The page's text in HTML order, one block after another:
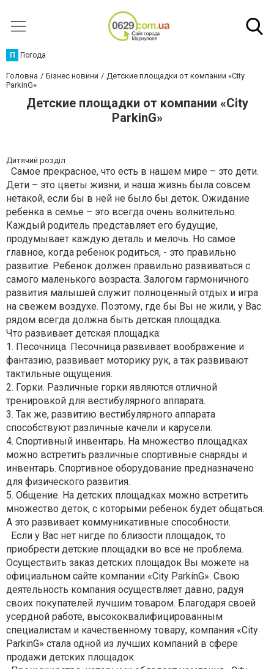
П Погода
Головна Бізнес новини
Детские площадки от компании «City
ParkinG»
Детские площадки от компании «City
ParkinG»
Дитячий розділ
Самое прекрасное, что есть в нашем мире – это дети.
Дети – это цветы жизни, и наша жизнь была совсем
нетакой, если бы в ней не было бы деток. Ожидание
ребенка в семье – это всегда очень волнительно.
Каждый родитель представляет его будущие,
продумывает каждую деталь и мелочь. Но самое
главное, когда ребенок родиться, - это правильно
развитие. Ребенок должен правильно развиваться с
самого маленького возраста. Залогом гармоничного
развития малышей служит полноценный отдых и игра
на свежем воздухе. Поэтому, где бы Вы не жили, у Вас
рядом всегда должна быть детская площадка.
Что развивает детская площадка:
1. Песочница. Песочница развивает воображение и
фантазию, развивает моторику рук, а так развивают
тактильные ощущения.
2. Горки. Различные горки являются отличной
тренировкой для вестибулярного аппарата.
3. Так же, развитию вестибулярного аппарата
способствуют различные качели и карусели.
4. Спортивный инвентарь. На множество площадках
можно встретить различные спортивные снаряды и
инвентарь. Спортивное оборудование предназначено
для физического развития.
5. Общение. На детских площадках можно встретить
множество деток, с которыми ребенок будет общаться.
А это развивает коммуникативные способности.
Если у Вас нет нигде по близости площадок, то
приобрести детские площадки во все не проблема.
Осуществить заказ детских площадок Вы можете на
официальном сайте компании «City ParkinG». Свою
деятельность компания осуществляет давно, радуя
своих покупателей лучшим товаром. Благодаря своей
усердной работе, высококвалифицированным
специалистам и качественному товару, компания «City
ParkinG» стала одной из лучших компаний в сфере
продажи детских площадок.